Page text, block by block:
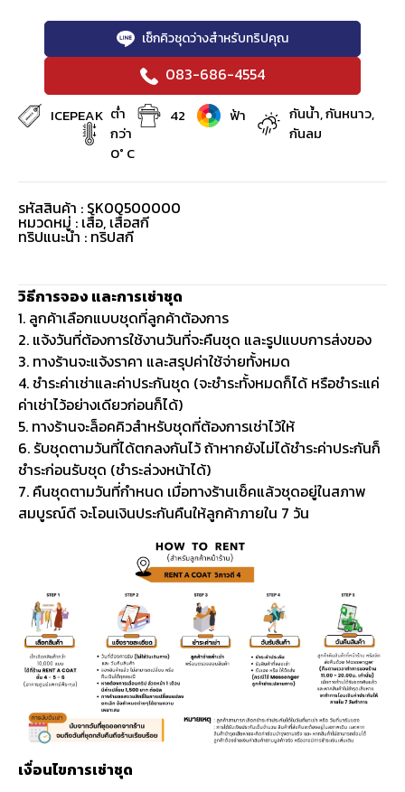
เช็กคิวชุดว่างสำหรับทริปคุณ
083-686-4554
ICEPEAK ต่ำ
กว่า
0° C
42 ฟ้า
กันน้ำ, กันหนาว,
กันลม
รหัสสินค้า : SK00500000
หมวดหมู่ : เสื้อ, เสื้อสกี
ทริปแนะนำ : ทริปสกี
วิธีการจอง และการเช่าชุด
1. ลูกค้าเลือกแบบชุดที่ลูกค้าต้องการ
2. แจ้งวันที่ต้องการใช้งานวันที่จะคืนชุด และรูปแบบการส่งของ
3. ทางร้านจะแจ้งราคา และสรุปค่าใช้จ่ายทั้งหมด
4. ชำระค่าเช่าและค่าประกันชุด (จะชำระทั้งหมดก็ได้ หรือชำระแค่
ค่าเช่าไว้อย่างเดียวก่อนก็ได้)
5. ทางร้านจะล็อคคิวสำหรับชุดที่ต้องการเช่าไว้ให้
6. รับชุดตามวันที่ได้ตกลงกันไว้ ถ้าหากยังไม่ได้ชำระค่าประกันก็
ชำระก่อนรับชุด (ชำระล่วงหน้าได้)
7. คืนชุดตามวันที่กำหนด เมื่อทางร้านเช็คแล้วชุดอยู่ในสภาพ
สมบูรณ์ดี จะโอนเงินประกันคืนให้ลูกค้าภายใน 7 วัน
เงื่อนไขการเช่าชุด